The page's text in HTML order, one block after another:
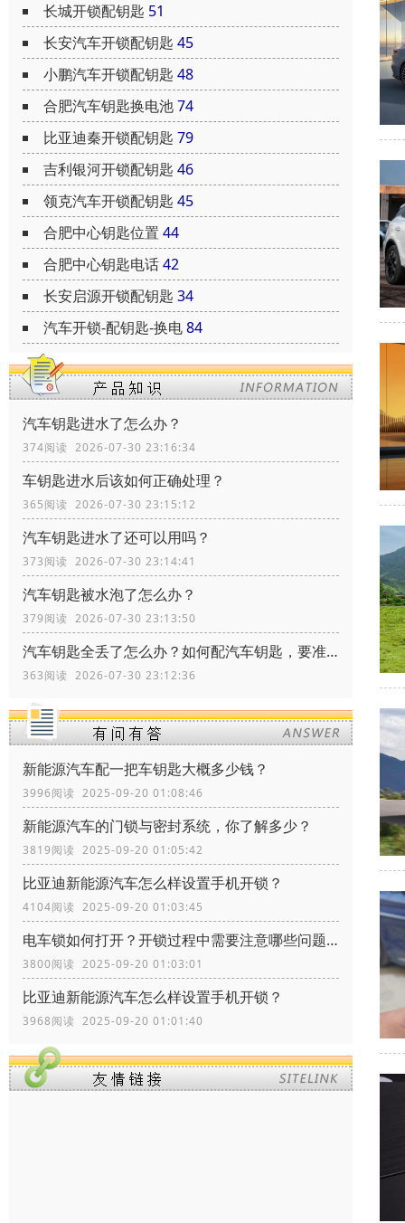
长城开锁配钥匙 51
长安汽车开锁配钥匙 45
小鹏汽车开锁配钥匙 48
合肥汽车钥匙换电池74
比亚迪秦开锁配钥匙 79
吉利银河开锁配钥匙 46
领克汽车开锁配钥匙 45
合肥中心钥匙位置 44
合肥中心钥匙电话42
长安启源开锁配钥匙 34
汽车开锁-配钥匙-换电84
汽车钥匙进水了怎么办？
374阅读 2026-07-30 23:16:34
车钥匙进水后该如何正确处理？
365阅读 2026-07-30 23:15:12
汽车钥匙进水了还可以用吗？
373阅读 2026-07-30 23:14:41
汽车钥匙被水泡了怎么办？
379阅读 2026-07-30 23:13:50
汽车钥匙全丢了怎么办？如何配汽车钥匙，要准备什么资料？
363阅读 2026-07-30 23:12:36
新能源汽车配一把车钥匙大概多少钱？
3996阅读 2025-09-20 01:08:46
新能源汽车的门锁与密封系统，你了解多少？
3819阅读 2025-09-20 01:05:42
比亚迪新能源汽车怎么样设置手机开锁？
4104阅读 2025-09-20 01:03:45
电车锁如何打开？开锁过程中需要注意哪些问题？
3800阅读 2025-09-20 01:03:01
比亚迪新能源汽车怎么样设置手机开锁？
3968阅读 2025-09-20 01:01:40